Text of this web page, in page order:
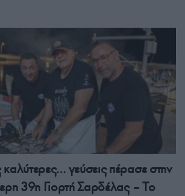
γεύσεις πέρασε στην
39η Γιορτή Σαρδέλας – Το